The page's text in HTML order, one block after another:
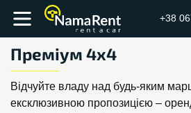
+38
Преміум 4x4
Відчуйте владу над будь-яким
ексклюзивною пропозицією –